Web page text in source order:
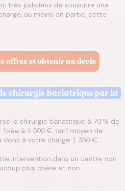
très judicieux de souscrire une
au moins en partie, cette
offres et obtenir un devis
chirurgie bariatrique par la
la chirurgie bariatrique à 70 % de
à 4 500 €, tarif moyen de
à votre charge 1 350 €.
intervention dans un centre non
plus chère et non